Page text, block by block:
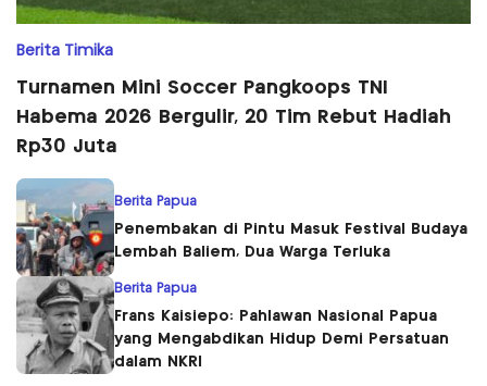
Berita Timika
Turnamen Mini Soccer Pangkoops TNI
Habema 2026 Bergulir, 20 Tim Rebut Hadiah
Rp30 Juta
Berita Papua
Penembakan di Pintu Masuk Festival Budaya
Lembah Baliem, Dua Warga Terluka
Berita Papua
Frans Kaisiepo: Pahlawan Nasional Papua
yang Mengabdikan Hidup Demi Persatuan
dalam NKRI